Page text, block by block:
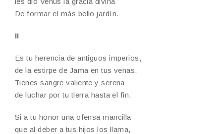
De formar el más bello jardín.
II
Es tu herencia de antiguos imperios,
de la estirpe de Jama en tus venas,
Tienes sangre valiente y serena
de luchar por tu tierra hasta el fin.
Si a tu honor una ofensa mancilla
que al deber a tus hijos los llama,